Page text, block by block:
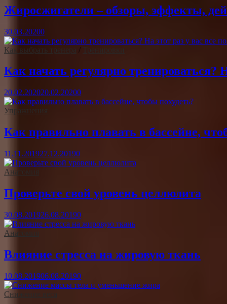
Жиросжигатели – обзоры, эффекты,
30.03.20200
Как выбрать тренера / Тренировки
Как начать регулярно тренироваться?
20.02.202020.02.20200
Упражнения
Как правильно плавать в бассейне,
11.11.201927.12.20190
Анатомия
Проверьте свой уровень целлюлита
30.08.201926.08.20190
Анатомия
Влияние стресса на жировую ткань
10.08.201906.08.20190
Снижение веса